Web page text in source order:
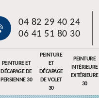
04 82 29 40 24
06 41 51 80 30
PEINTURE ET
DÉCAPAGE DE
PERSIENNE 30
PEINTURE
ET
DÉCAPAGE
DE VOLET
30
PEINTURE
INTÉRIEURE
EXTÉRIEURE
30